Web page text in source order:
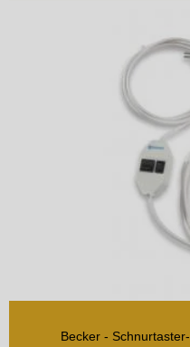
Becker -